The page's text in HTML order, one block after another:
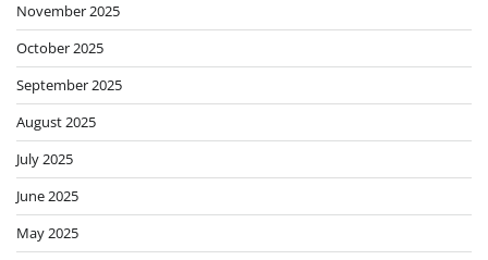
November 2025
October 2025
September 2025
August 2025
July 2025
June 2025
May 2025